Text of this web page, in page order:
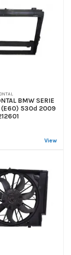
BMW SERIE
(E60) 530d 2009
View